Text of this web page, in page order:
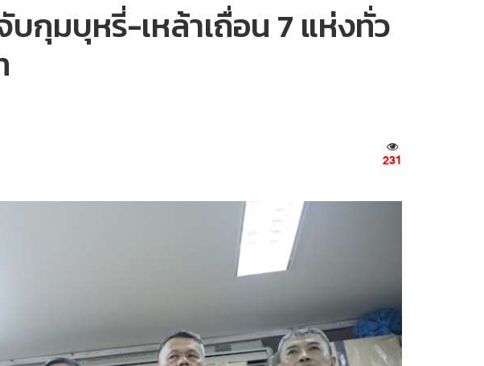
กุมบุหรี่-เหล้าเถื่อน 7 แห่งทั่ว
231